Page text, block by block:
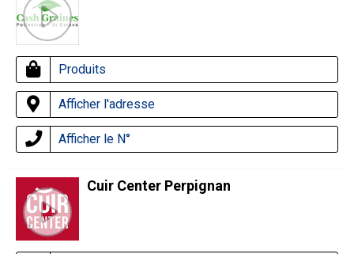
Produits
Afficher l'adresse
Afficher le N°
Cuir Center Perpignan